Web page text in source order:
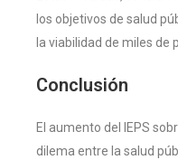
los objetivos de salud
la viabilidad de miles de
Conclusión
El aumento del IEPS
dilema entre la salud